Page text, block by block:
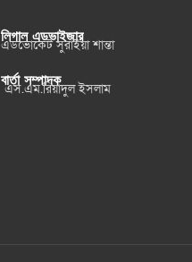
লিগাল এডভাইজার
এডভোকেট সুরাইয়া শান্তা
বার্তা সম্পাদক
এস.এম.রিয়াদুল ইসলাম